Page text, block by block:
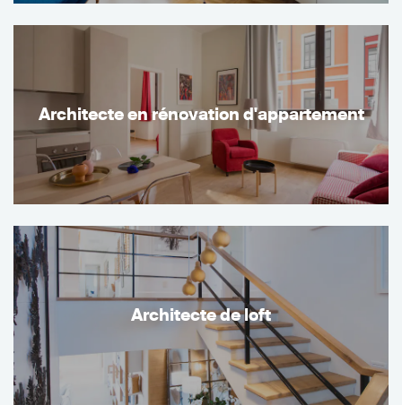
Architecte en rénovation d'appartement
Architecte de loft